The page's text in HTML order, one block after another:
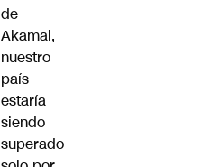
de
Akamai,
nuestro
país
estaría
siendo
superado